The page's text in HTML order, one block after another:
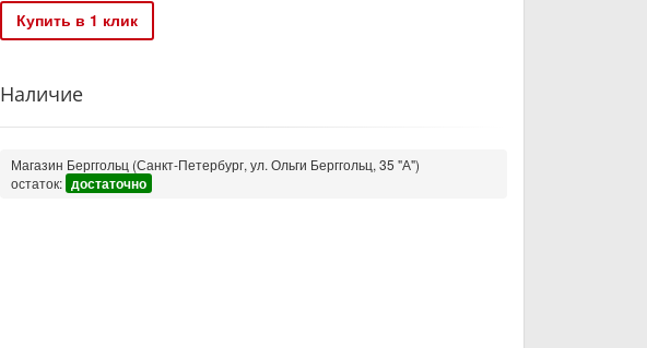
Купить в 1 клик
Наличие
Магазин Берггольц (Санкт-Петербург, ул. Ольги Берггольц, 35 "А")
остаток: достаточно